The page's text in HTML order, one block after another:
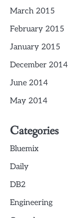
March 2015
February 2015
January 2015
December 2014
June 2014
May 2014
Categories
Bluemix
Daily
DB2
Engineering